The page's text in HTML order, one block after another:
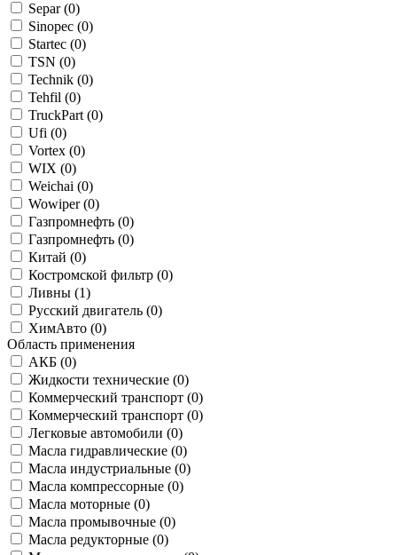
Separ (0)
Sinopec (0)
Startec (0)
TSN (0)
Technik (0)
Tehfil (0)
TruckPart (0)
Ufi (0)
Vortex (0)
WIX (0)
Weichai (0)
Wowiper (0)
Газпромнефть (0)
Газпромнефть (0)
Китай (0)
Костромской фильтр (0)
Ливны (1)
Русский двигатель (0)
ХимАвто (0)
Область применения
АКБ (0)
Жидкости технические (0)
Коммерческий транспорт (0)
Коммерческий транспорт (0)
Легковые автомобили (0)
Масла гидравлические (0)
Масла индустриальные (0)
Масла компрессорные (0)
Масла моторные (0)
Масла промывочные (0)
Масла редукторные (0)